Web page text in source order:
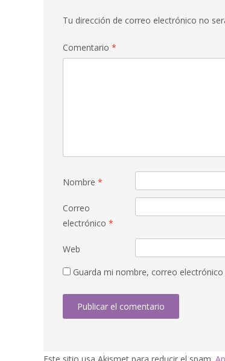
Tu dirección de correo electrónico no
Comentario *
Nombre *
Correo
electrónico *
Web
Guarda mi nombre, correo